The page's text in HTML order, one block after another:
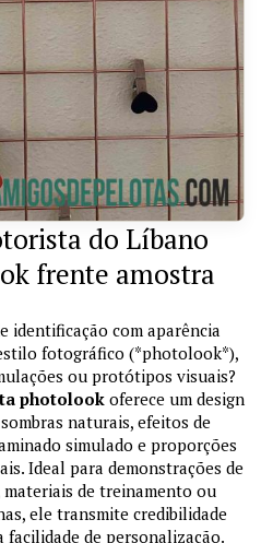
do Líbano
frente amostra
identificação com aparência
fotográfico (*photolook*),
ou protótipos visuais?
photolookoferece um design
naturais, efeitos de
simulado e proporções
Ideal para demonstrações de
de treinamento ou
ele transmite credibilidade
facilidade de personalização.